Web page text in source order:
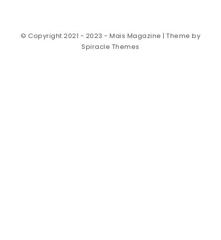
© Copyright 2021 - 2023 - Mais Magazine | Theme by
Spiracle Themes